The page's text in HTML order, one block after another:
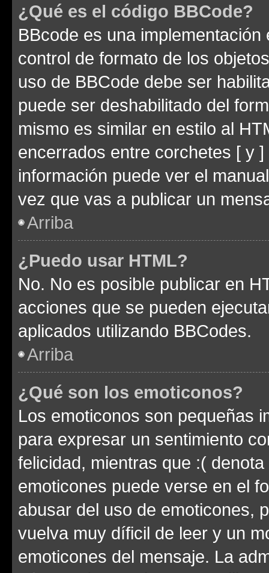
¿Qué es el código BBCode?
BBcode es una
control de formato de los
uso de BBCode debe ser
puede ser deshabilitado del
mismo es similar en estilo al
encerrados entre corchetes [ y
información puede ver el
vez que vas a publicar un
Arriba
¿Puedo usar HTML?
No. No es posible publicar en
acciones que se pueden
aplicados utilizando BBCodes.
Arriba
¿Qué son los emoticonos?
Los emoticonos son pequeñas
para expresar un sentimiento
felicidad, mientras que :(
emoticones puede verse en el
abusar del uso de emoticones,
vuelva muy díficil de leer y un
emoticones del mensaje. La